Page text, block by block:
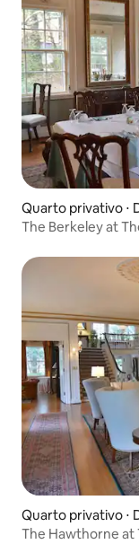
Quarto privativo ⋅
The Berkeley at
Quarto privativo ⋅
The Hawthorne at